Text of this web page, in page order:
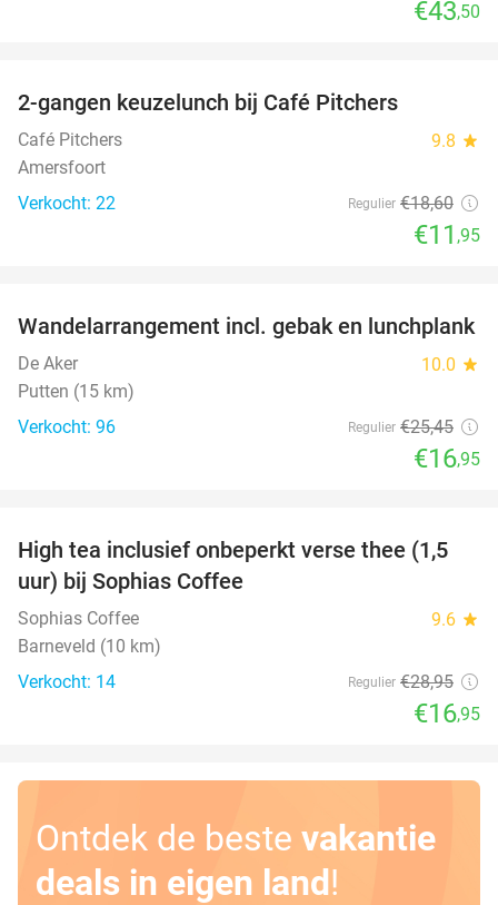
€43,50
2-gangen keuzelunch bij Café Pitchers
Café Pitchers 9.8 star
Amersfoort
Verkocht: 22
Regulier €18,60
€11 ,95
33%
Wandelarrangement incl. gebak en lunchplank
De Aker 10.0 star
Putten (15 km)
Verkocht: 96
Regulier €25,45
€16,95
41%
High tea inclusief onbeperkt verse thee (1,5
uur) bij Sophias Coffee
Sophias Coffee 9.6 star
Barneveld (10 km)
Verkocht: 14
Regulier €28,95
€16,95
Ontdek de beste vakantie
deals in eigen land!